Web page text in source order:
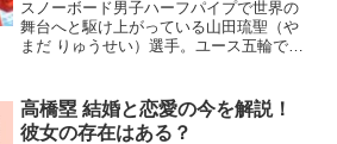
スノーボード男子ハーフパイプで世界の
舞台へと駆け上がっている山田琉聖（や
まだ りゅうせい）選手。ユース五輪での
ック代表内定など、10代にして目覚まし
い活躍を見せています...
高橋塁 結婚と恋愛の今を解説！
彼女の存在はある？